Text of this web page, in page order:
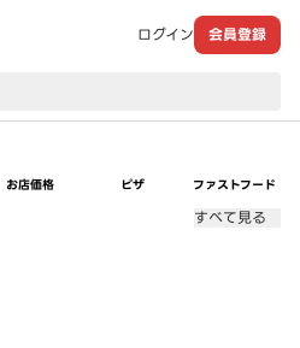
ログイン 会員登録
お店価格 ピザ ファストフード
すべて見る